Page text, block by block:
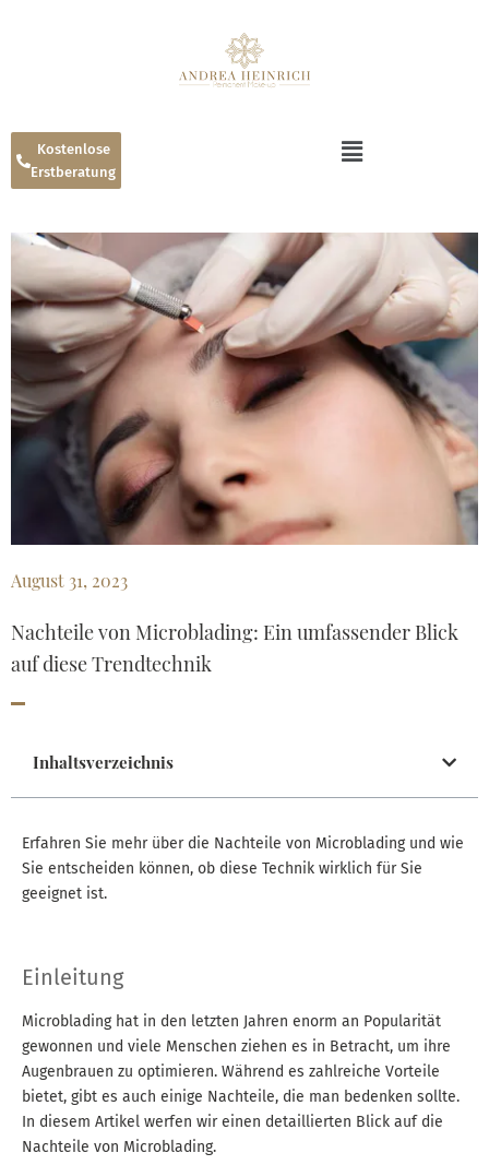
Kostenlose
Erstberatung
August 31, 2023
Nachteile von Microblading: Ein umfassender Blick
auf diese Trendtechnik
Inhaltsverzeichnis
Erfahren Sie mehr über die Nachteile von Microblading und wie
Sie entscheiden können, ob diese Technik wirklich für Sie
geeignet ist.
Einleitung
Microblading hat in den letzten Jahren enorm an Popularität
gewonnen und viele Menschen ziehen es in Betracht, um ihre
Augenbrauen zu optimieren. Während es zahlreiche Vorteile
bietet, gibt es auch einige Nachteile, die man bedenken sollte.
In diesem Artikel werfen wir einen detaillierten Blick auf die
Nachteile von Microblading.